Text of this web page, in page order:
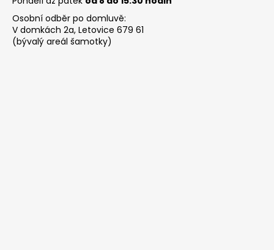
Osobní odběr po domluvě:
V domkách 2a, Letovice 679 61
(bývalý areál šamotky)